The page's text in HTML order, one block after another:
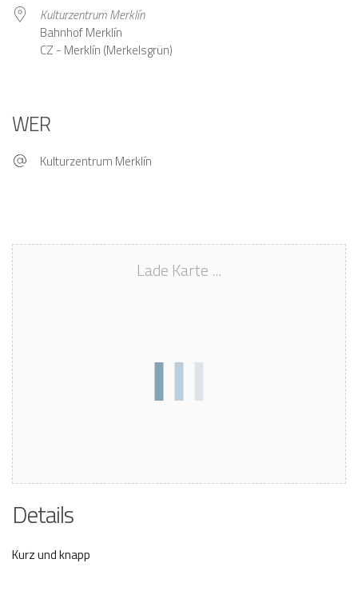
Kulturzentrum Merklín
Bahnhof Merklín
CZ - Merklín (Merkelsgrün)
WER
Kulturzentrum Merklín
Lade Karte ...
Details
Kurz und knapp